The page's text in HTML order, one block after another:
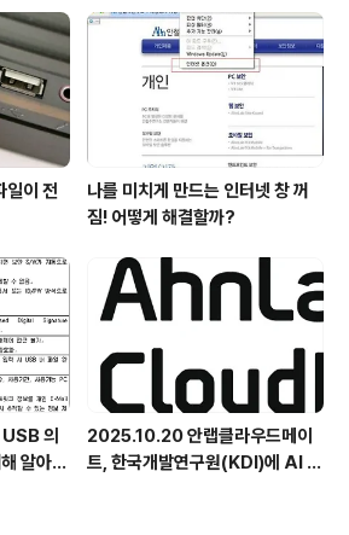
일이 전
나를 미치게 만드는 인터넷 창 꺼
짐! 어떻게 해결할까?
의
알아봅
2025.10.20 안랩클라우드메이
트, 한국개발연구원(KDI)에 AI 어